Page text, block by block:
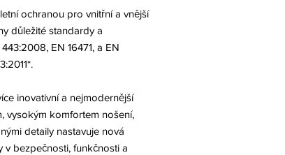
ochranou pro vnitřní a vnější
důležité standardy a
EN 16471, a EN
inovativní a nejmodernější
vysokým komfortem nošení,
detaily nastavuje nová
bezpečnosti, funkčnosti a